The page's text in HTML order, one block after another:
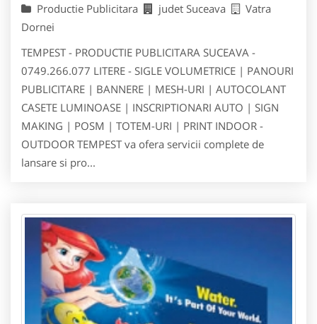
Productie Publicitara judet Suceava
Vatra
Dornei
TEMPEST - PRODUCTIE PUBLICITARA SUCEAVA -
0749.266.077 LITERE - SIGLE VOLUMETRICE | PANOURI
PUBLICITARE | BANNERE | MESH-URI | AUTOCOLANT
CASETE LUMINOASE | INSCRIPTIONARI AUTO | SIGN
MAKING | POSM | TOTEM-URI | PRINT INDOOR -
OUTDOOR TEMPEST va ofera servicii complete de
lansare si pro...